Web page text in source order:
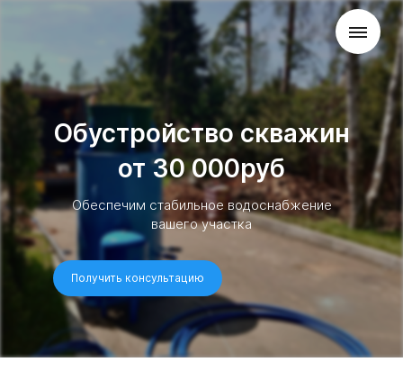
Обустройство скважин
от 30 000руб
Обеспечим стабильное водоснабжение
вашего участка
Получить консультацию